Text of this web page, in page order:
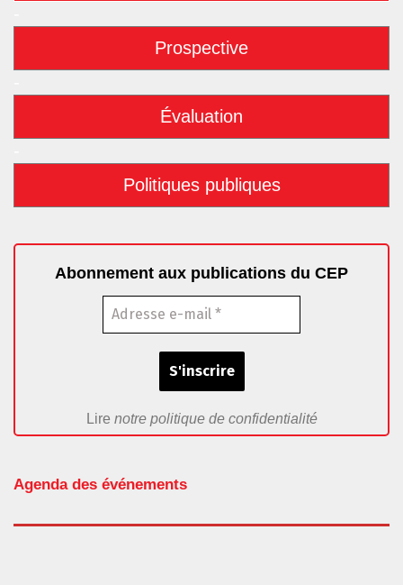
Prospective
Évaluation
Politiques publiques
Abonnement aux publications du CEP
Lire notre politique de confidentialité
Agenda des événements